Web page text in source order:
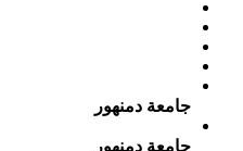
جامعة دمنهور
جامعة دمنهور